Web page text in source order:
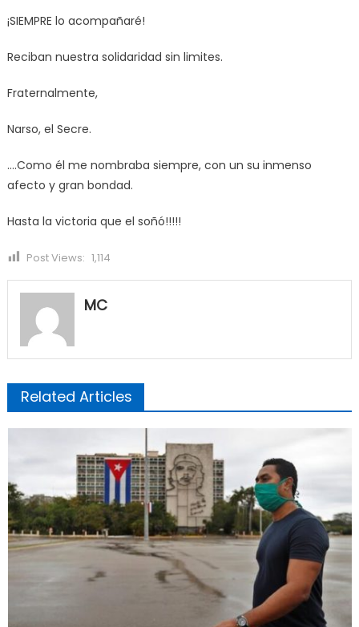
¡SIEMPRE lo acompañaré!
Reciban nuestra solidaridad sin limites.
Fraternalmente,
Narso, el Secre.
….Como él me nombraba siempre, con un su inmenso
afecto y gran bondad.
Hasta la victoria que el soñó!!!!!
Post Views: 1,114
MC
Related Articles